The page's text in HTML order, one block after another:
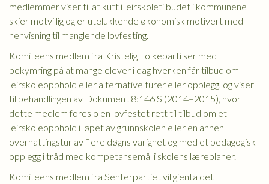
medlemmer viser til at kutt i leirskoletilbudet i kommunene
skjer motvillig og er utelukkende økonomisk motivert med
henvisning til manglende lovfesting.
Komiteens medlem fra Kristelig Folkeparti ser med
bekymring på at mange elever i dag hverken får tilbud om
leirskoleopphold eller alternative turer eller opplegg, og viser
til behandlingen av Dokument 8:146 S (2014–2015), hvor
dette medlem foreslo en lovfestet rett til tilbud om et
leirskoleopphold i løpet av grunnskolen eller en annen
overnattingstur av flere døgns varighet og med et pedagogisk
opplegg i tråd med kompetansemål i skolens læreplaner.
Komiteens medlem fra Senterpartiet vil gjenta det